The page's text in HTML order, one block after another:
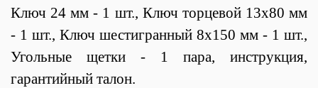
Ключ 24 мм - 1 шт., Ключ торцевой 13х80 мм
- 1 шт., Ключ шестигранный 8х150 мм - 1 шт.,
Угольные щетки - 1 пара, инструкция,
гарантийный талон.